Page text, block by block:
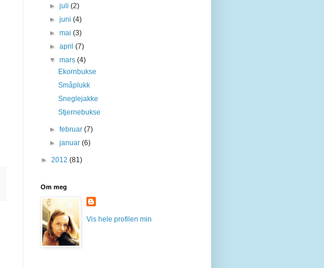
►juli(2)
►juni(4)
►mai(3)
►april(7)
▼mars(4)
Ekornbukse
Småplukk
Sneglejakke
Stjernebukse
►februar(7)
►januar(6)
► 2012 (81)
Om meg
Vis hele profilen min